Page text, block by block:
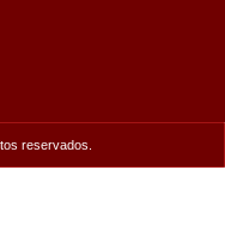
reservados.